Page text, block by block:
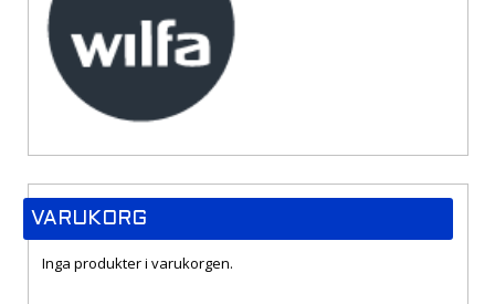
VARUKORG
Inga produkter i varukorgen.